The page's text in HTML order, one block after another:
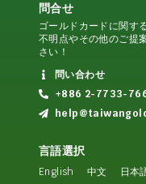
問合せ
ゴールドカードに関す
不明点やその他のご提
さい！
問い合わせ
+886 2-7733-
言語選択
English 中文 日本